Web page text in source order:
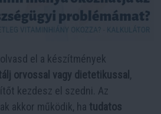
el a készítmények
orvossal vagy dietetikussal ,
kezdesz el szedni. Az
akkor működik, ha tudatos